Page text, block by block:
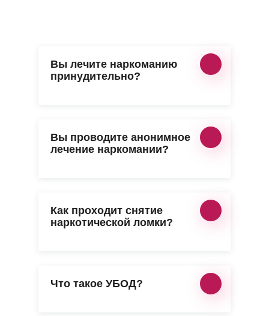
Вы лечите наркоманию
принудительно?
Вы проводите анонимное
лечение наркомании?
Как проходит снятие
наркотической ломки?
Что такое УБОД?